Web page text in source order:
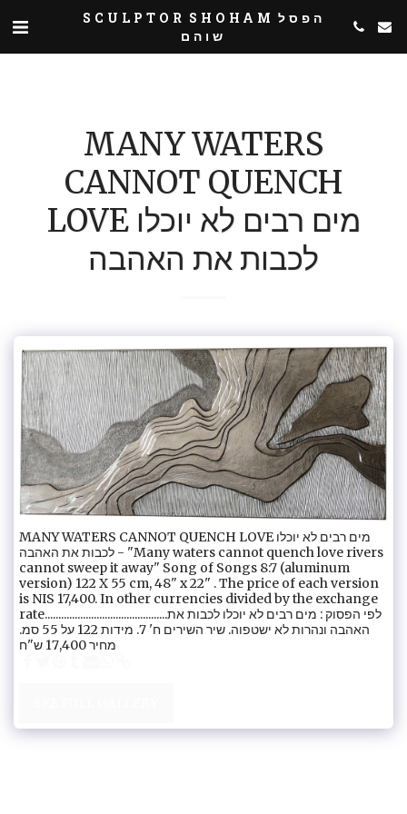
SCULPTOR SHOHAM הפסל
שוהם
MANY WATERS
CANNOT QUENCH
LOVE מים רבים לא יוכלו
לכבות את האהבה
MANY WATERS CANNOT QUENCH LOVE מים רבים לא יוכלו
לכבות את האהבה - "Many waters cannot quench love rivers
cannot sweep it away" Song of Songs 8:7 (aluminum
version) 122 X 55 cm, 48" x 22" . The price of each version
is NIS 17,400. In other currencies divided by the exchange
rate.............................................לפי הפסוק : מים רבים לא יוכלו לכבות את
האהבה ונהרות לא ישטפוה. שיר השירים ח' 7. מידות 122 על 55 סמ.
מחיר 17,400 ש"ח